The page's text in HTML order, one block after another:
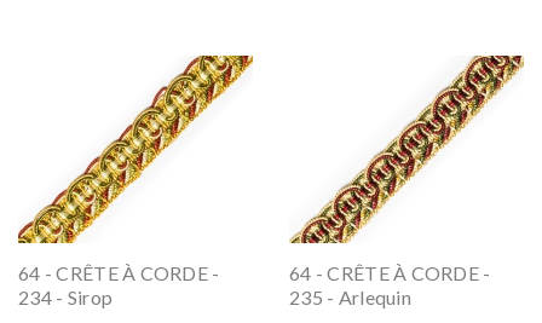
64 - CRÊTE À CORDE -
234 - Sirop
64 - CRÊTE À CORDE -
235 - Arlequin